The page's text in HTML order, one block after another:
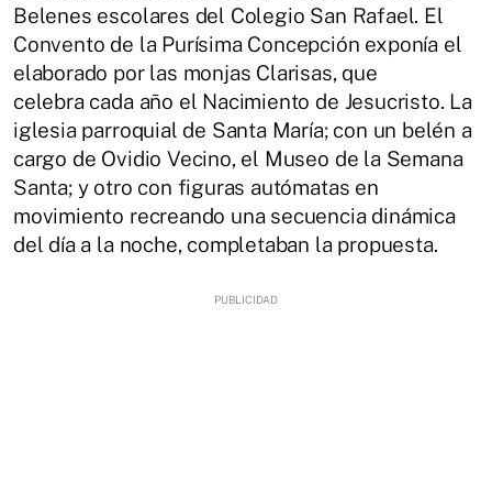
Belenes escolares del Colegio San Rafael. El
Convento de la Purísima Concepción exponía el
elaborado por las monjas Clarisas, que
celebra cada año el Nacimiento de Jesucristo. La
iglesia parroquial de Santa María; con un belén a
cargo de Ovidio Vecino, el Museo de la Semana
Santa; y otro con figuras autómatas en
movimiento recreando una secuencia dinámica
del día a la noche, completaban la propuesta.